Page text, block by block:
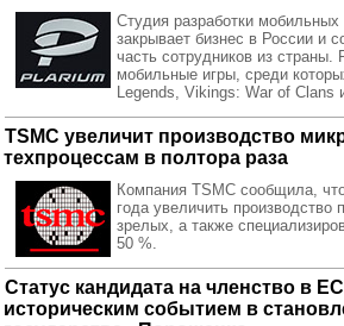
Студия разработки мобильных
закрывает бизнес в России и
часть сотрудников из страны.
мобильные игры, среди
Legends, Vikings: War of Clans
TSMC увеличит производство
техпроцессам в полтора раза
Компания TSMC сообщила,
года увеличить производство
зрелых, а также
50 %.
Статус кандидата на членство в
историческим событием в